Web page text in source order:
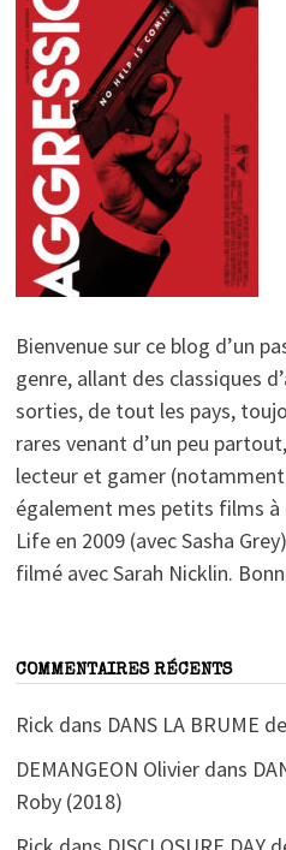
Bienvenue sur ce blog d’un
genre, allant des classiques
sorties, de tout les pays,
rares venant d’un peu
lecteur et gamer
également mes petits films
Life en 2009 (avec Sasha
filmé avec Sarah Nicklin.
COMMENTAIRES RÉCENTS
Rick dans DANS LA BRUME
DEMANGEON Olivierdans
Roby (2018)